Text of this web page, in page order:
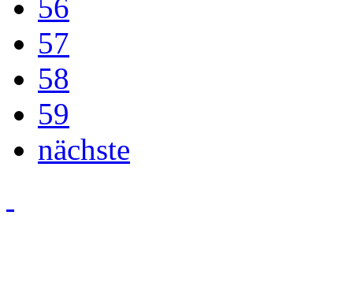
56
57
58
59
nächste